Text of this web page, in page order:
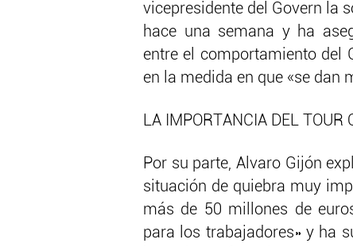
vicepresidente del Govern la
hace una semana y ha
entre el comportamiento del
en la medida en que «se dan
LA IMPORTANCIA DEL TOUR
Por su parte, Alvaro Gijón
situación de quiebra muy
más de 50 millones de
para los trabajadores» y ha